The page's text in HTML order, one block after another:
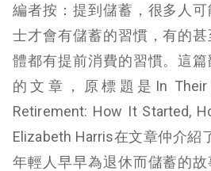
編者按：提到儲蓄，很多人
士才會有儲蓄的習慣，有的
體都有提前消費的習慣。這篇
的文章，原標題是In Their
Retirement: How It Started,
Elizabeth Harris在文章仲介紹
年輕人早早為退休而儲蓄的